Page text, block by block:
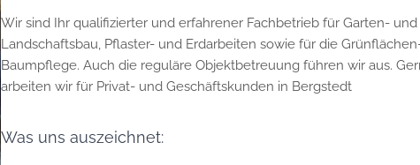
Wir sind Ihr qualifizierter und erfahrener Fachbetrieb für Garten- und
Landschaftsbau, Pflaster- und Erdarbeiten sowie für die
Baumpflege. Auch die reguläre Objektbetreuung führen wir aus.
arbeiten wir für Privat- und Geschäftskunden in Bergstedt
Was uns auszeichnet: